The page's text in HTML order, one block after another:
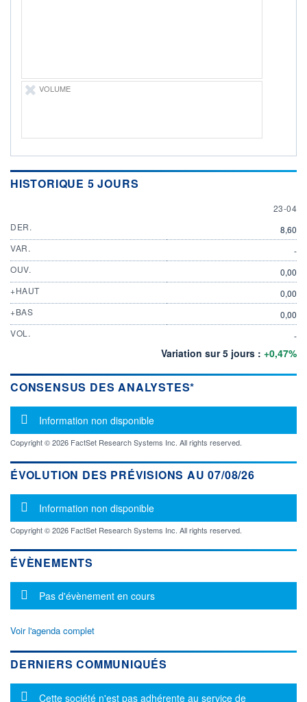
Non éligible
VOLUME
HISTORIQUE 5 JOURS
23
23-04
DER.
8,60
VAR.
-
OUV.
0,00
+HAUT
0,00
+BAS
0,00
VOL.
-
Variation sur 5 jours : +0,47%
CONSENSUS DES ANALYSTES*
Message d'information
Information non disponible
Copyright © 2026 FactSet Research Systems Inc. All rights reserved.
ÉVOLUTION DES PRÉVISIONS AU 07/08/26
Message d'information
Information non disponible
Copyright © 2026 FactSet Research Systems Inc. All rights reserved.
ÉVÈNEMENTS
Message d'information
Pas d'évènement en cours
Voir l'agenda complet
DERNIERS COMMUNIQUÉS
Message d'information
Cette société n'est pas adhérente au service de